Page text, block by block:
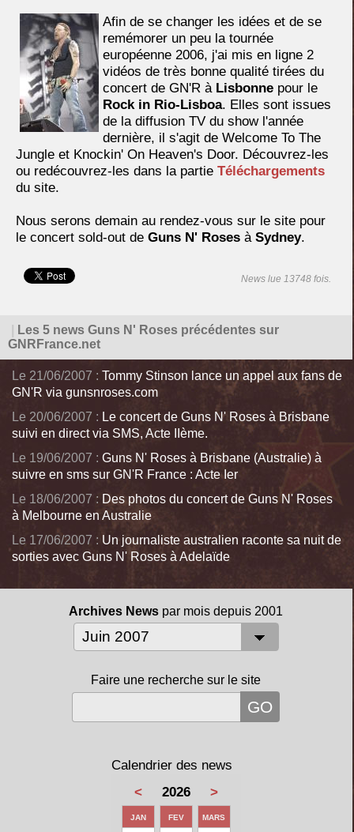
Afin de se changer les idées et de se
remémorer un peu la tournée
européenne 2006, j'ai mis en ligne 2
vidéos de très bonne qualité tirées du
concert de GN'R à Lisbonne pour le
Rock in Rio-Lisboa. Elles sont issues
de la diffusion TV du show l'année
dernière, il s'agit de Welcome To The
Jungle et Knockin' On Heaven's Door. Découvrez-les
ou redécouvrez-les dans la partie Téléchargements
du site.
Nous serons demain au rendez-vous sur le site pour
le concert sold-out de Guns N' Roses à Sydney.
News lue 13748 fois.
Les 5 news Guns N' Roses précédentes sur
GNRFrance.net
Le 21/06/2007 : Tommy Stinson lance un appel aux fans de
GN'R via gunsnroses.com
Le 20/06/2007 : Le concert de Guns N' Roses à Brisbane
suivi en direct via SMS, Acte IIème.
Le 19/06/2007 : Guns N' Roses à Brisbane (Australie) à
suivre en sms sur GN'R France : Acte Ier
Le 18/06/2007 : Des photos du concert de Guns N' Roses
à Melbourne en Australie
Le 17/06/2007 : Un journaliste australien raconte sa nuit de
sorties avec Guns N' Roses à Adelaïde
Archives News par mois depuis 2001
Faire une recherche sur le site
Calendrier des news
<
2026 >
JAN FEV MARS